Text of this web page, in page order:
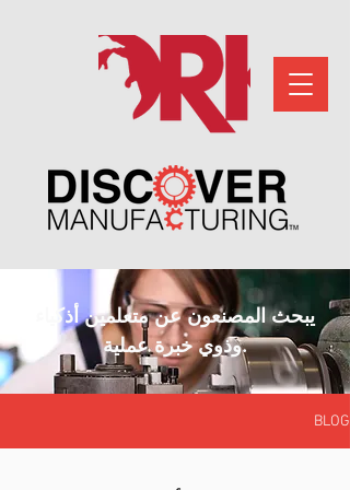
يبحث المصنعون عن متعلمين أذكياء
وذوي خبرة عملية.
BLOG